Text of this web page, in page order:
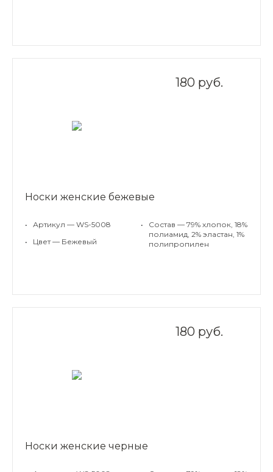
180 руб.
Носки женские бежевые
•
Артикул — WS-5008
•
Цвет — Бежевый
•
Состав — 79% хлопок, 18%
полиамид, 2% эластан, 1%
полипропилен
180 руб.
Носки женские черные